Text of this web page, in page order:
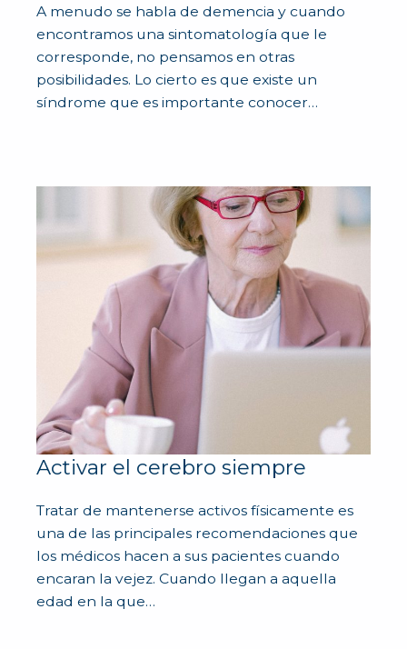
A menudo se habla de demencia y cuando
encontramos una sintomatología que le
corresponde, no pensamos en otras
posibilidades. Lo cierto es que existe un
síndrome que es importante conocer…
Activar el cerebro siempre
Tratar de mantenerse activos físicamente es
una de las principales recomendaciones que
los médicos hacen a sus pacientes cuando
encaran la vejez. Cuando llegan a aquella
edad en la que…